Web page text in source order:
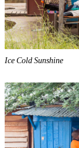
Ice Cold Sunshine